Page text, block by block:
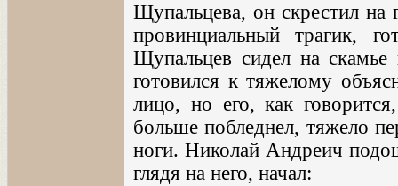
Щупальцева, он скрестил на
провинциальный трагик,
Щупальцев сидел на
готовился к тяжелому
лицо, но его, как
больше побледнел, тяжело
ноги. Николай Андреич
глядя на него, начал: